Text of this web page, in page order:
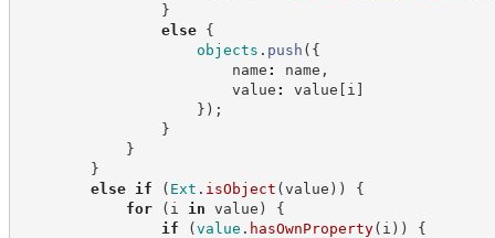
}
else {
objects . push ( {
name : name ,
value : value [ i ]
} ) ;
}
}
}
else if ( Ext . isObject (value ) )
{
for
( i in value )
{
if
(value . hasOwnProperty( i ) )
{